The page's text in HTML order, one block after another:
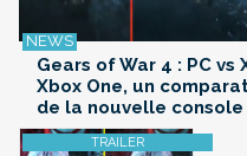
Gears of War 4 : PC vs
Xbox One, un
de la nouvelle